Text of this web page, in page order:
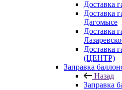
Доставка
Доставка
Дагомысе
Доставка
Доставка
(ЦЕНТР)
Заправка
Назад
Заправка